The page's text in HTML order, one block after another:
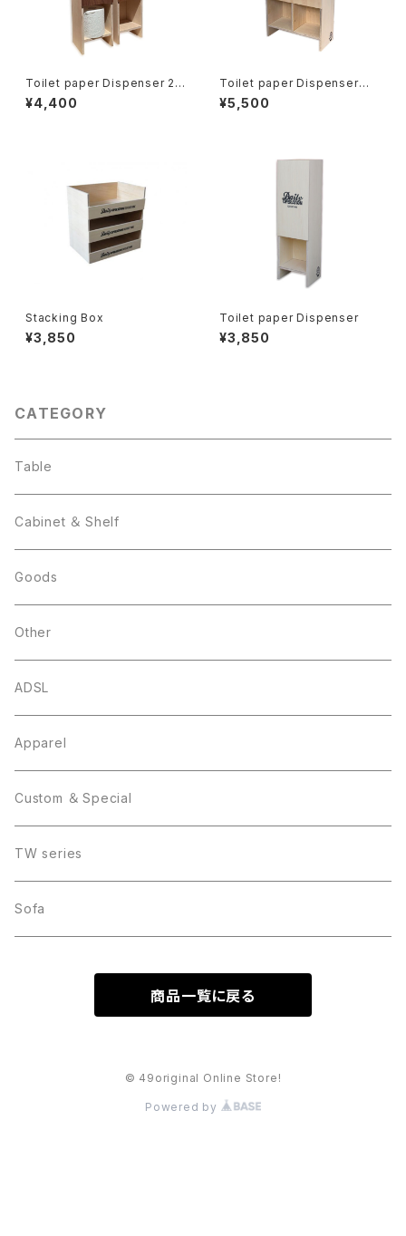
Toilet paper Dispenser 2
[TW]
¥4,400
Toilet paper Dispenser
[W]
¥5,500
Stacking Box
¥3,850
Toilet paper Dispenser
¥3,850
CATEGORY
Table
Cabinet ＆ Shelf
Goods
Other
ADSL
Apparel
Custom ＆ Special
TW series
Sofa
商品一覧に戻る
© 49original Online Store!
Powered by